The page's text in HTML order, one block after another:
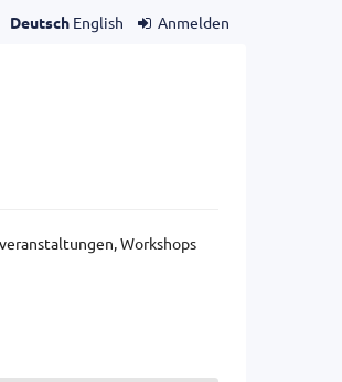
Deutsch English Anmelden
Workshops